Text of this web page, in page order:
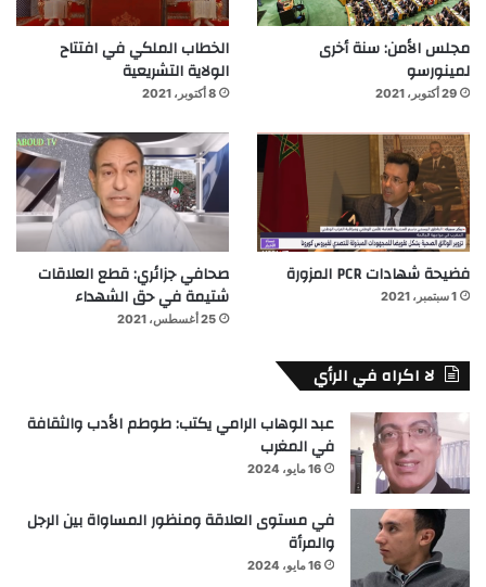
مجلس الأمن: سنة أخرى
لمينورسو
29 أكتوبر، 2021
الخطاب الملكي في افتتاح
الولاية التشريعية
8 أكتوبر، 2021
فضيحة شهادات PCR المزورة
1 سبتمبر، 2021
صحافي جزائري: قطع العلاقات
شتيمة في حق الشهداء
25 أغسطس، 2021
لا اكراه في الرأي
عبد الوهاب الرامي يكتب: طوطم الأدب والثقافة
في المغرب
16 مايو، 2024
في مستوى العلاقة ومنظور المساواة بين الرجل
والمرأة
16 مايو، 2024